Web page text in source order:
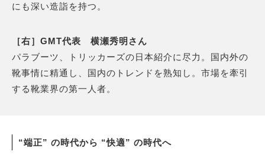
にも深い造詣を持つ。
［右］GMT代表 横瀬秀明さん
パラブーツ、トリッカーズの日本紹介に尽力。国内外の
靴事情に精通し、国内のトレンドを熟知し。市場を牽引
する靴業界の第一人者。
“端正” の時代から “快適” の時代へ